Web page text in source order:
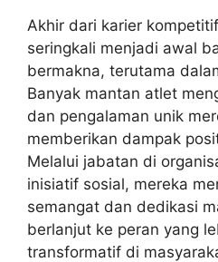
Akhir dari karier
seringkali menjadi awal
bermakna, terutama
Banyak mantan atlet
dan pengalaman unik
memberikan dampak
Melalui jabatan di
inisiatif sosial, mereka
semangat dan dedikasi
berlanjut ke peran yang
transformatif di